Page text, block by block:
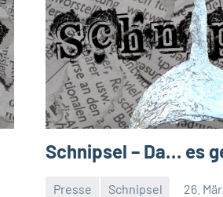
Schnipsel – Da… es
Presse Schnipsel 26.